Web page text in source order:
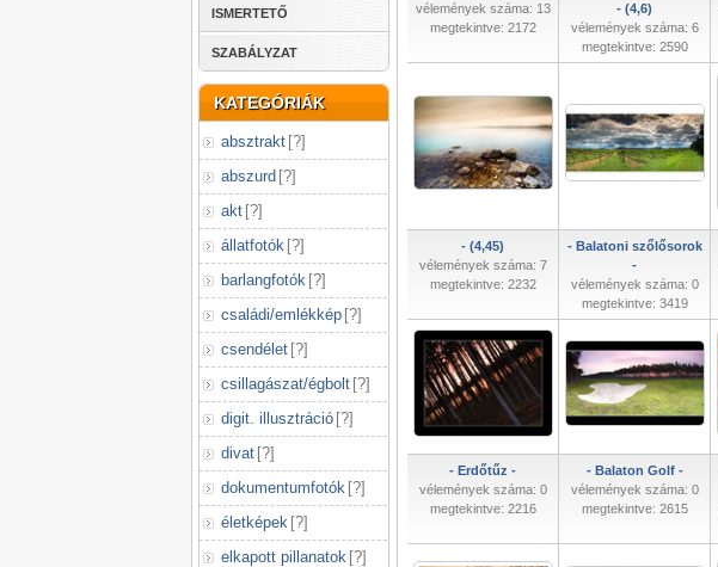
ISMERTETŐ
SZABÁLYZAT
KATEGÓRIÁK
absztrakt [?]
abszurd [?]
akt [?]
állatfotók [?]
barlangfotók [?]
családi/emlékkép [?]
csendélet [?]
csillagászat/égbolt [?]
digit. illusztráció [?]
divat [?]
dokumentumfotók [?]
életképek [?]
elkapott pillanatok [?]
vélemények száma: 13
megtekintve: 2172
- (4,6)
vélemények száma: 6
megtekintve: 2590
- (4,45)
vélemények száma: 7
megtekintve: 2232
- Balatoni szőlősorok
-
vélemények száma: 0
megtekintve: 3419
- Erdőtűz -
vélemények száma: 0
megtekintve: 2216
- Balaton Golf -
vélemények száma: 0
megtekintve: 2615